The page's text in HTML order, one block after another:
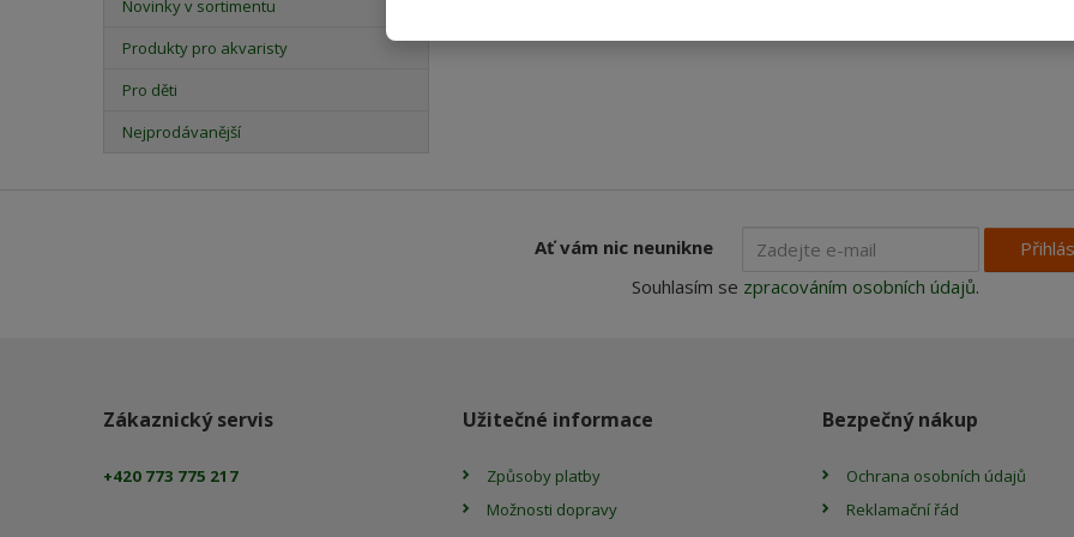
Novinky v sortimentu
Produkty pro akvaristy
Pro děti
Nejprodávanější
Ať vám nic neunikne
Souhlasím se zpracováním osobních údajů.
Zákaznický servis
+420 773 775 217
Užitečné informace
Způsoby platby
Možnosti dopravy
Bezpečný nákup
Ochrana osobních údajů
Reklamační řád